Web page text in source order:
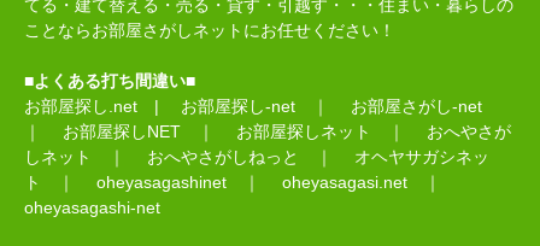
てる・建て替える・売る・貸す・引越す・・・住まい・暮らしの
ことならお部屋さがしネットにお任せください！
■よくある打ち間違い■
お部屋探し.net | お部屋探し-net ｜ お部屋さがし-net
｜ お部屋探しNET ｜ お部屋探しネット ｜ おへやさが
しネット
｜ おへやさがしねっと ｜ オヘヤサガシネッ
ト
｜ oheyasagashinet ｜ oheyasagasi.net ｜
oheyasagashi-net